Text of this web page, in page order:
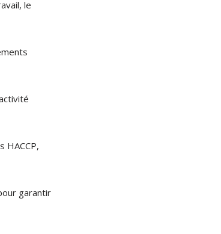
le
HACCP,
garantir